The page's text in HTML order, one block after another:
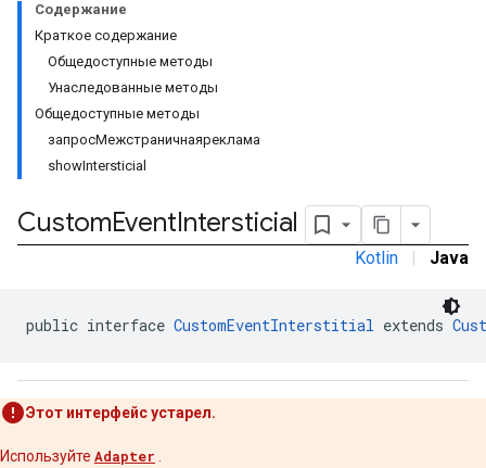
Содержание
Краткое содержание
Общедоступные методы
Унаследованные методы
Общедоступные методы
запросМежстраничнаяреклама
showIntersticial
CustomEventIntersticial
Kotlin | Java
public interface CustomEventInterstitial extends
Этот интерфейс устарел.
Используйте Adapter